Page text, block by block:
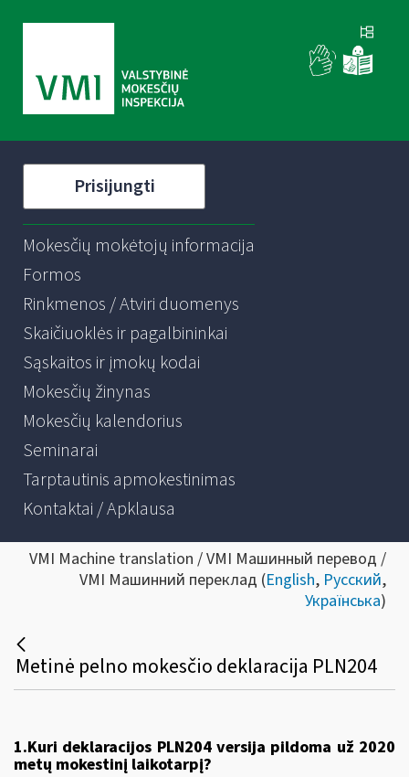
Prisijungti
Mokesčių mokėtojų informacija
Formos
Rinkmenos / Atviri duomenys
Skaičiuoklės ir pagalbininkai
Sąskaitos ir įmokų kodai
Mokesčių žinynas
Mokesčių kalendorius
Seminarai
Tarptautinis apmokestinimas
Kontaktai / Apklausa
VMI Machine translation / VMI Машинный перевод /
VMI Машинний переклад (English, Русский,
Українська)
Metinė pelno mokesčio deklaracija PLN204
1.Kuri deklaracijos PLN204 versija pildoma už 2020
metų mokestinį laikotarpį?